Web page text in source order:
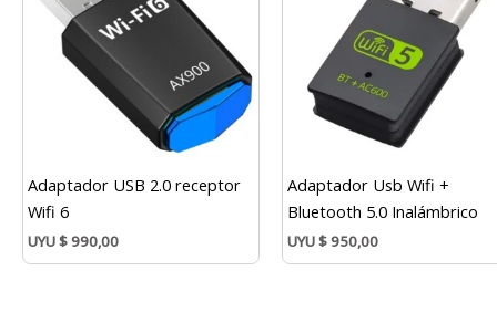
Adaptador USB 2.0 receptor
Wifi 6
UYU$990,00
Adaptador Usb Wifi +
Bluetooth 5.0 Inalámbrico
UYU$950,00